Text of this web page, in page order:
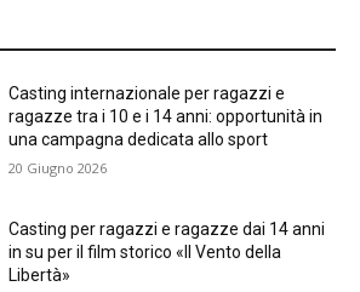
Casting internazionale per ragazzi e
ragazze tra i 10 e i 14 anni: opportunità in
una campagna dedicata allo sport
20 Giugno 2026
Casting per ragazzi e ragazze dai 14 anni
in su per il film storico «Il Vento della
Libertà»